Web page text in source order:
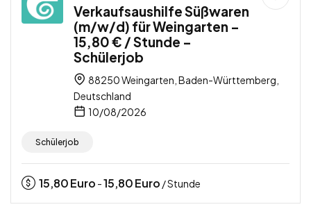
Verkaufsaushilfe Süßwaren
(m/w/d) für Weingarten –
15,80 € / Stunde –
Schülerjob
88250 Weingarten, Baden-Württemberg,
Deutschland
10/08/2026
Schülerjob
15,80Euro -15,80Euro / Stunde